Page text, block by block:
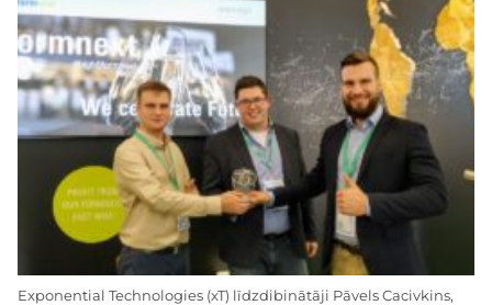
Exponential Technologies (xT) līdzdibinātāji Pāvels Cacivkins,